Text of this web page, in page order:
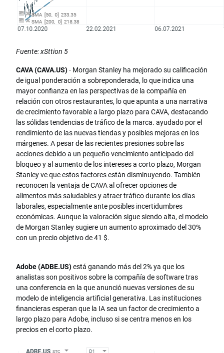
Fuente: xSttion 5
CAVA (CAVA.US)- Morgan Stanley ha mejorado su calificación
de igual ponderación a sobreponderada, lo que indica una
mayor confianza en las perspectivas de la compañía en
relación con otros restaurantes, lo que apunta a una narrativa
de crecimiento favorable a largo plazo para CAVA, destacando
las sólidas tendencias de tráfico de la marca. ayudado por el
rendimiento de las nuevas tiendas y posibles mejoras en los
márgenes. A pesar de las recientes presiones sobre las
acciones debido a un pequeño vencimiento anticipado del
bloqueo y al aumento de los intereses a corto plazo, Morgan
Stanley ve que estos factores están disminuyendo. También
reconocen la ventaja de CAVA al ofrecer opciones de
alimentos más saludables y atraer tráfico durante los días
laborales, especialmente ante posibles incertidumbres
económicas. Aunque la valoración sigue siendo alta, el modelo
de Morgan Stanley sugiere un aumento aproximado del 30%
con un precio objetivo de 41 $.
Adobe (ADBE.US)está ganando más del 2% ya que los
analistas son positivos sobre la compañía de software tras
una conferencia en la que anunció nuevas versiones de su
modelo de inteligencia artificial generativa. Las instituciones
financieras esperan que la IA sea un factor de crecimiento a
largo plazo para Adobe, incluso si se centra menos en los
precios en el corto plazo.